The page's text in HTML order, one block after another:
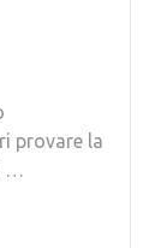
provare la
…